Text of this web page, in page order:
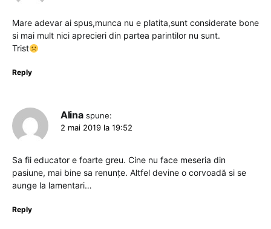
Mare adevar ai spus,munca nu e platita,sunt considerate bone
si mai mult nici aprecieri din partea parintilor nu sunt.
Trist
Reply
Alina spune:
2 mai 2019 la 19:52
Sa fii educator e foarte greu. Cine nu face meseria din
pasiune, mai bine sa renunțe. Altfel devine o corvoadă si se
aunge la lamentari…
Reply